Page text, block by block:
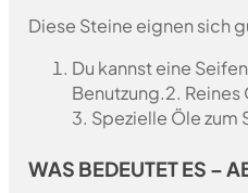
Diese Steine eignen sich
Du kannst eine
Benutzung.2.
3. Spezielle Öle
WAS BEDEUTET ES –